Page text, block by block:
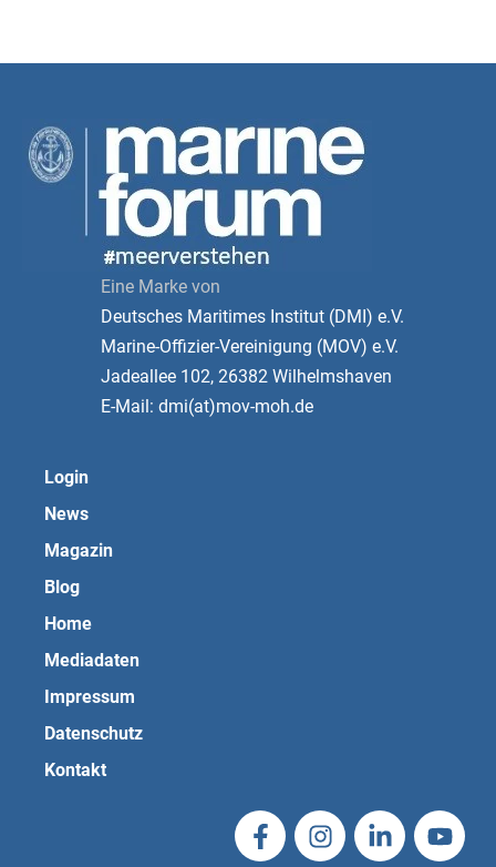
Eine Marke von
Deutsches Maritimes Institut (DMI) e.V.
Marine-Offizier-Vereinigung (MOV) e.V.
Jadeallee 102, 26382 Wilhelmshaven
E-Mail: dmi(at)mov-moh.de
Login
News
Magazin
Blog
Home
Mediadaten
Impressum
Datenschutz
Kontakt